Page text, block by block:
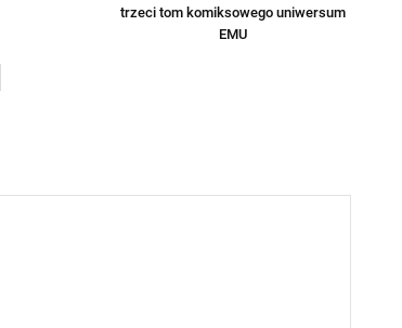
trzeci tom komiksowego uniwersum
EMU